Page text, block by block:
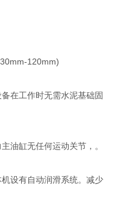
120mm)
在工作时无需水泥基础固
缸无任何运动关节，。
设有自动润滑系统。减少